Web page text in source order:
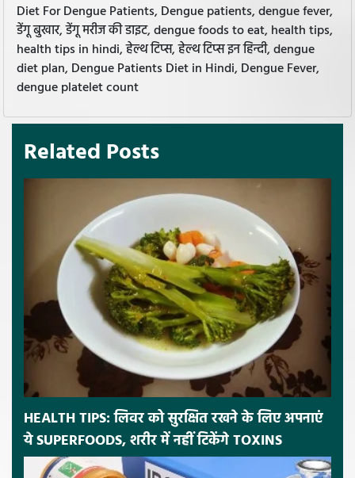
Diet For Dengue Patients, Dengue patients, dengue fever,
डेंगू बुखार, डेंगू मरीज की डाइट, dengue foods to eat, health tips,
health tips in hindi, हेल्थ टिप्स, हेल्थ टिप्स इन हिन्दी, dengue
diet plan, Dengue Patients Diet in Hindi, Dengue Fever,
dengue platelet count
Related Posts
HEALTH TIPS: लिवर को सुरक्षित रखने के लिए अपनाएं
ये SUPERFOODS, शरीर में नहीं टिकेंगे TOXINS